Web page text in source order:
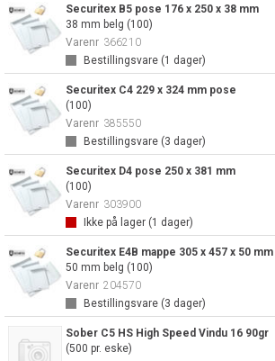
Securitex B5 pose 176 x 250 x 38 mm
38 mm belg (100)
Varenr 366210
Bestillingsvare (1 dager)
Securitex C4 229 x 324 mm pose
(100)
Varenr 385550
Bestillingsvare (3 dager)
Securitex D4 pose 250 x 381 mm
(100)
Varenr 303900
Ikke på lager (1 dager)
Securitex E4B mappe 305 x 457 x 50 mm
50 mm belg (100)
Varenr 204570
Bestillingsvare (3 dager)
Sober C5 HS High Speed Vindu 16 90gr
(500 pr. eske)